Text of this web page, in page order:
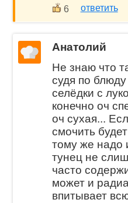
6 ответить
Анатолий
Не знаю что
судя по блюду
селёдки с
конечно оч
оч сухая...
смочить
тому же надо
тунец не
часто
может и
впитывает